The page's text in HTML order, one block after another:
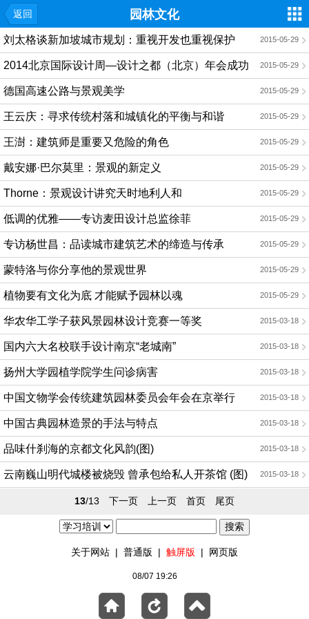
返回 园林文化
2015-05-29
刘太格谈新加坡城市规划：重视开发也重视保护
2015-05-29
2014北京国际设计周—设计之都（北京）年会成功
举办 2015-05-29
德国高速公路与景观美学
2015-05-29
王云庆：寻求传统村落和城镇化的平衡与和谐
2015-05-29
王澍：建筑师是重要又危险的角色
2015-05-29
戴安娜·巴尔莫里：景观的新定义
2015-05-29
Thorne：景观设计讲究天时地利人和
2015-05-29
低调的优雅——专访麦田设计总监徐菲
2015-05-29
专访杨世昌：品读城市建筑艺术的缔造与传承
2015-05-29
蒙特洛与你分享他的景观世界
2015-05-29
植物要有文化为底 才能赋予园林以魂
2015-03-18
华农华工学子获风景园林设计竞赛一等奖
2015-03-18
国内六大名校联手设计南京“老城南”
2015-03-18
扬州大学园植学院学生问诊病害
2015-03-18
中国文物学会传统建筑园林委员会年会在京举行
2015-03-18
中国古典园林造景的手法与特点
2015-03-18
品味什刹海的京都文化风韵(图)
2015-03-18
云南巍山明代城楼被烧毁 曾承包给私人开茶馆 (图)
13/13 下一页 上一页 首页 尾页
关于网站 | 普通版 | 触屏版 | 网页版
08/07 19:26